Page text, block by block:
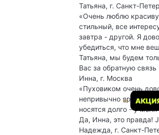
Татьяна, г. Санкт-
«Очень люблю
стильный, все
завтра - другой. Я
убедиться, что мне
Татьяна, мы будем
Вас за обратную связь
Инна, г. Москва
«Пуховиком очень
непривычно ярким
носятся долго - у
Да, Инна, это правда!
Надежда, г. Санкт-